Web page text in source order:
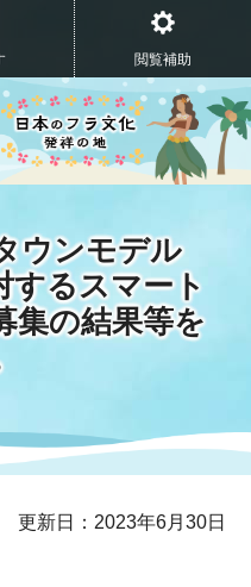
閲覧補助
ウンモデル
するスマート
集の結果等を
更新日：2023年6月30日